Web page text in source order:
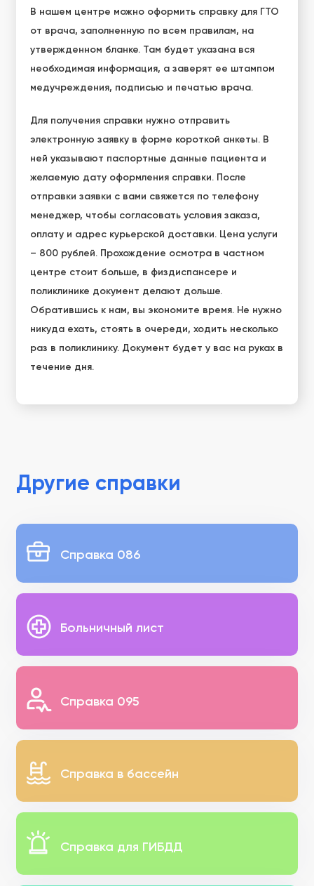
В нашем центре можно оформить справку для ГТО
от врача, заполненную по всем правилам, на
утвержденном бланке. Там будет указана вся
необходимая информация, а заверят ее штампом
медучреждения, подписью и печатью врача.
Для получения справки нужно отправить
электронную заявку в форме короткой анкеты. В
ней указывают паспортные данные пациента и
желаемую дату оформления справки. После
отправки заявки с вами свяжется по телефону
менеджер, чтобы согласовать условия заказа,
оплату и адрес курьерской доставки. Цена услуги
– 800 рублей. Прохождение осмотра в частном
центре стоит больше, в физдиспансере и
поликлинике документ делают дольше.
Обратившись к нам, вы экономите время. Не нужно
никуда ехать, стоять в очереди, ходить несколько
раз в поликлинику. Документ будет у вас на руках в
течение дня.
Другие справки
Справка 086
Больничный лист
Справка 095
Справка в бассейн
Справка для ГИБДД